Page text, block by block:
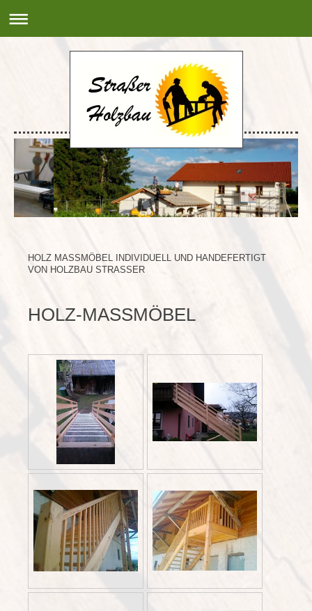
HOLZ MASSMÖBEL INDIVIDUELL UND HANDEFERTIGT
VON HOLZBAU STRASSER
HOLZ-MASSMÖBEL